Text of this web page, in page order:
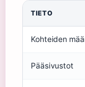
TIETO
Kohteiden
Pääsivustot